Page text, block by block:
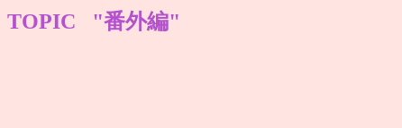
TOPIC "番外編"